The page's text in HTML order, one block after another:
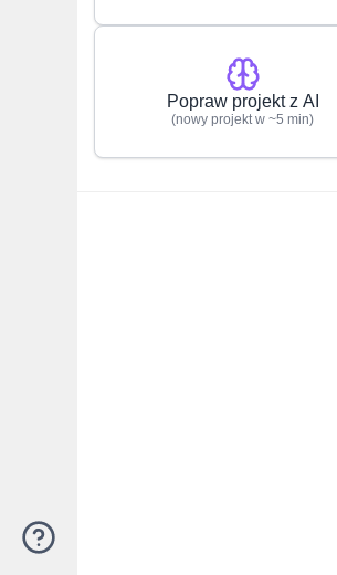
Popraw projekt z AI
(nowy projekt w ~5 min)